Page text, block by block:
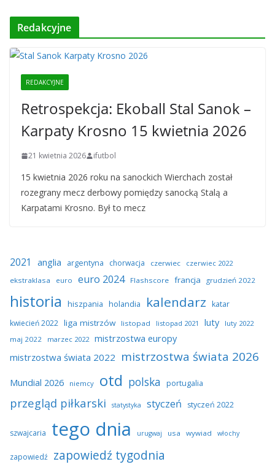
Redakcyjne
REDAKCYJNE
Retrospekcja: Ekoball Stal Sanok –
Karpaty Krosno 15 kwietnia 2026
21 kwietnia 2026 ifutbol
15 kwietnia 2026 roku na sanockich Wierchach został
rozegrany mecz derbowy pomiędzy sanocką Stalą a
Karpatami Krosno. Był to mecz
2021 anglia argentyna chorwacja czerwiec
czerwiec 2022
ekstraklasa
euro euro 2024 Flashscore francja grudzień 2022
historia hiszpania holandia kalendarz katar
kwiecień 2022 liga mistrzów listopad listopad 2021 luty
luty 2022
maj 2022
marzec 2022 mistrzostwa europy
mistrzostwa świata 2022 mistrzostwa świata 2026
Mundial 2026 niemcy otd polska portugalia
przegląd piłkarski statystyka styczeń styczeń 2022
szwajcaria tego dnia urugwaj usa wywiad włochy
zapowiedź zapowiedź tygodnia